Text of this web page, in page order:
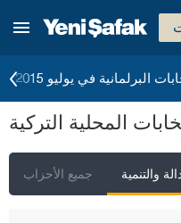
البرلمانية في يوليو 2015
المحلية التركية
جميع الأحزاب والتنمية
دينيزلي
دياربكر
دوزجا
أدرنة
إيرزينجان